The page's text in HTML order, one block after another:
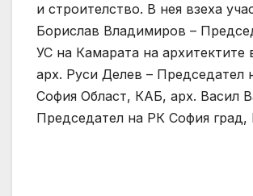
и строителство. В нея взеха
Борислав Владимиров –
УС на Камарата на архитектите
арх. Руси Делев – Председател
София Област, КАБ, арх. Васил
Председател на РК София град,